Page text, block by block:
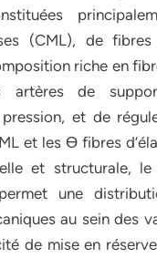
(CML), de
riche en
artères de
et de
et les ϴ fibres
et structurale,
une
au sein des
de mise en